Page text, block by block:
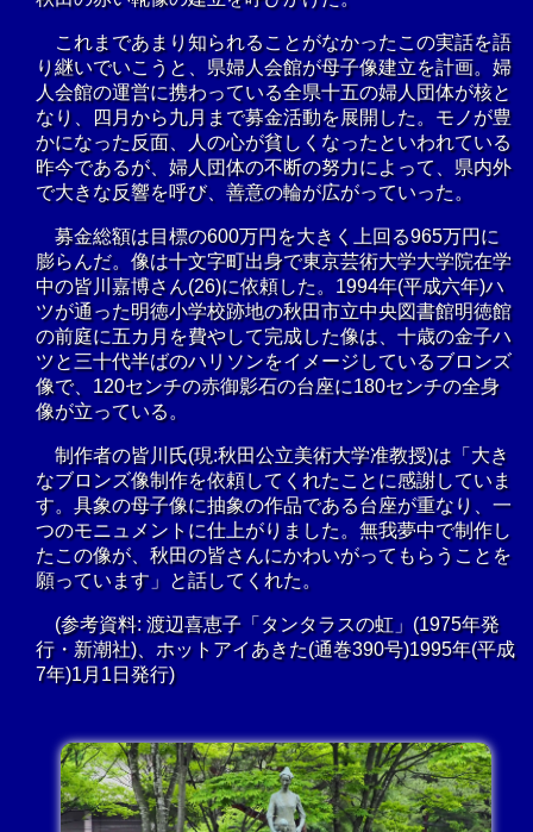
これまであまり知られることがなかったこの実話を語
り継いでいこうと、県婦人会館が母子像建立を計画。婦
人会館の運営に携わっている全県十五の婦人団体が核と
なり、四月から九月まで募金活動を展開した。モノが豊
かになった反面、人の心が貧しくなったといわれている
昨今であるが、婦人団体の不断の努力によって、県内外
で大きな反響を呼び、善意の輪が広がっていった。
募金総額は目標の600万円を大きく上回る965万円に
膨らんだ。像は十文字町出身で東京芸術大学大学院在学
中の皆川嘉博さん(26)に依頼した。1994年(平成六年)ハ
ツが通った明徳小学校跡地の秋田市立中央図書館明徳館
の前庭に五カ月を費やして完成した像は、十歳の金子ハ
ツと三十代半ばのハリソンをイメージしているブロンズ
像で、120センチの赤御影石の台座に180センチの全身
像が立っている。
制作者の皆川氏(現:秋田公立美術大学准教授)は「大き
なブロンズ像制作を依頼してくれたことに感謝していま
す。具象の母子像に抽象の作品である台座が重なり、一
つのモニュメントに仕上がりました。無我夢中で制作し
たこの像が、秋田の皆さんにかわいがってもらうことを
願っています」と話してくれた。
(参考資料: 渡辺喜恵子「タンタラスの虹」(1975年発
行・新潮社)、ホットアイあきた(通巻390号)1995年(平成
7年)1月1日発行)